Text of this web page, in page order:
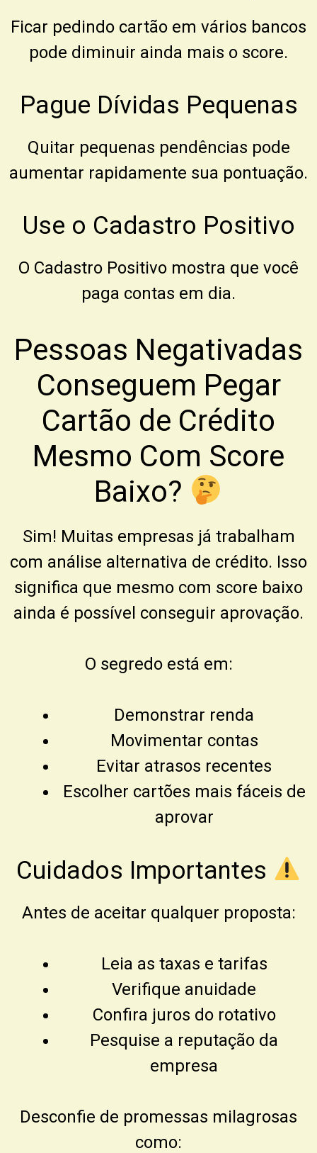
Ficar pedindo cartão em vários bancos
pode diminuir ainda mais o score.
Pague Dívidas Pequenas
Quitar pequenas pendências pode
aumentar rapidamente sua pontuação.
Use o Cadastro Positivo
O Cadastro Positivo mostra que você
paga contas em dia.
Pessoas Negativadas
Conseguem Pegar
Cartão de Crédito
Mesmo Com Score
Baixo?
Sim! Muitas empresas já trabalham
com análise alternativa de crédito. Isso
significa que mesmo com score baixo
ainda é possível conseguir aprovação.
O segredo está em:
Demonstrar renda
Movimentar contas
Evitar atrasos recentes
Escolher cartões mais fáceis de
aprovar
Cuidados Importantes
Antes de aceitar qualquer proposta:
Leia as taxas e tarifas
Verifique anuidade
Confira juros do rotativo
Pesquise a reputação da
empresa
Desconfie de promessas milagrosas
como: